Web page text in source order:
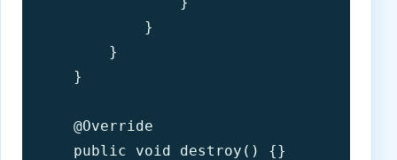
            }
        }
    }
    @Override
    public void destroy() {}